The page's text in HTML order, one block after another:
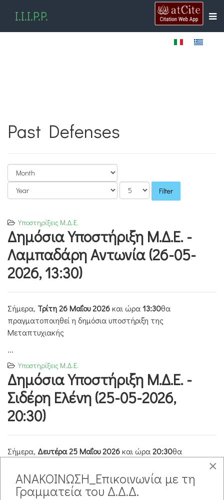
I.I.I.P.P.
Past Defenses
Filter
Υποστηρίξεις Μ.Δ.Ε.
Δημόσια Υποστήριξη Μ.Δ.Ε. -
Λαμπαδάρη Αντωνία (26-05-
2026, 13:30)
Σήμερα, Τρίτη 26 Μαΐου 2026και ώρα13:30θα
πραγματοποιηθεί η δημόσια υποστήριξη της
Μεταπτυχιακής
...
Υποστηρίξεις Μ.Δ.Ε.
Δημόσια Υποστήριξη Μ.Δ.Ε. -
Σιδέρη Ελένη (25-05-2026,
20:30)
Σήμερα, Δευτέρα 25 Μαΐου 2026και ώρα20:30θα
Μεταπτυχιακής Διπλωματικής Εργασίας της
×
ΑΝΑΚΟΙΝΩΣΗ_Επικοινωνία με τη
Γραμματεία του Δ.Δ.Δ.